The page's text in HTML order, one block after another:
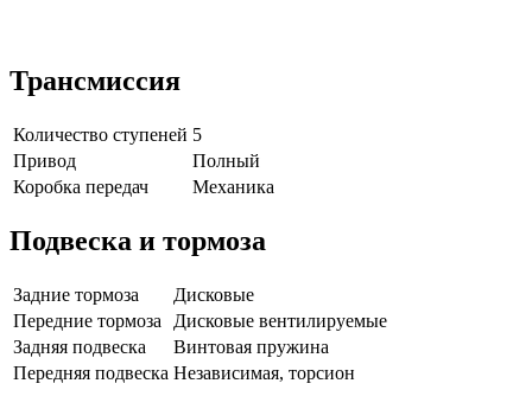
Трансмиссия
Количество ступеней 5
Привод
Полный
Коробка передач
Механика
Подвеска и тормоза
Задние тормоза
Дисковые
Передние тормоза
Дисковые вентилируемые
Задняя подвеска
Винтовая пружина
Передняя подвеска Независимая, торсион